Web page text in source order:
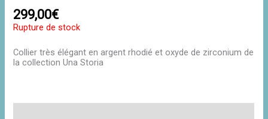
299,00€
Rupture de stock
Collier très élégant en argent rhodié et oxyde de zirconium de
la collection Una Storia